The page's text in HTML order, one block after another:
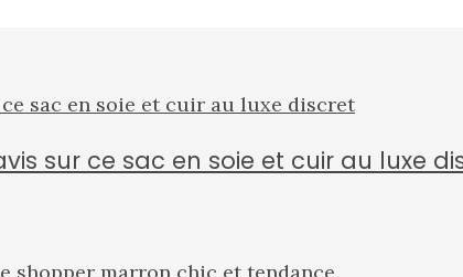
sur ce sac en soie et cuir au luxe